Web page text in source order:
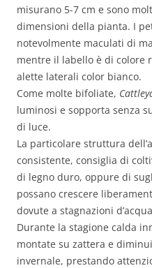
misurano 5-7 cm e sono
dimensioni della pianta. I
notevolmente maculati di
mentre il labello è di colore
alette laterali color bianco.
Come molte bifoliate,
luminosi e sopporta senza
di luce.
La particolare struttura
consistente, consiglia di
di legno duro, oppure di
possano crescere
dovute a stagnazioni
Durante la stagione calda
montate su zattera e
invernale, prestando